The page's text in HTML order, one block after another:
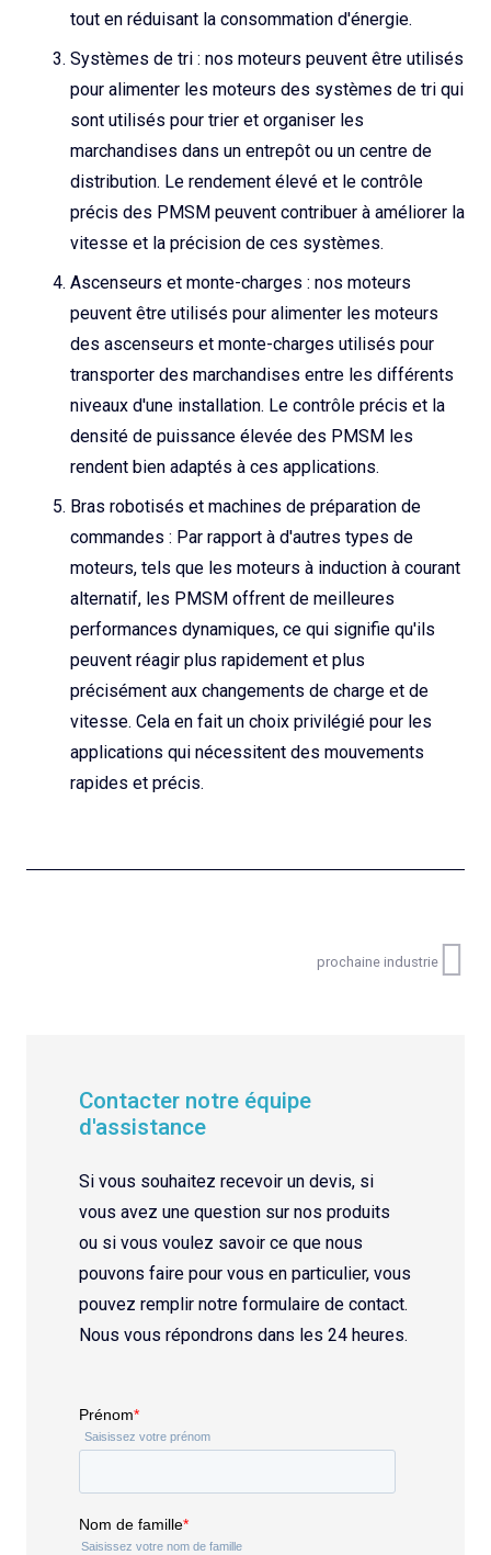
tout en réduisant la consommation d'énergie.
Systèmes de tri : nos moteurs peuvent être utilisés
pour alimenter les moteurs des systèmes de tri qui
sont utilisés pour trier et organiser les
marchandises dans un entrepôt ou un centre de
distribution. Le rendement élevé et le contrôle
précis des PMSM peuvent contribuer à améliorer la
vitesse et la précision de ces systèmes.
Ascenseurs et monte-charges : nos moteurs
peuvent être utilisés pour alimenter les moteurs
des ascenseurs et monte-charges utilisés pour
transporter des marchandises entre les différents
niveaux d'une installation. Le contrôle précis et la
densité de puissance élevée des PMSM les
rendent bien adaptés à ces applications.
Bras robotisés et machines de préparation de
commandes : Par rapport à d'autres types de
moteurs, tels que les moteurs à induction à courant
alternatif, les PMSM offrent de meilleures
performances dynamiques, ce qui signifie qu'ils
peuvent réagir plus rapidement et plus
précisément aux changements de charge et de
vitesse. Cela en fait un choix privilégié pour les
applications qui nécessitent des mouvements
rapides et précis.
prochaine industrie
Contacter notre équipe
d'assistance
Si vous souhaitez recevoir un devis, si
vous avez une question sur nos produits
ou si vous voulez savoir ce que nous
pouvons faire pour vous en particulier, vous
pouvez remplir notre formulaire de contact.
Nous vous répondrons dans les 24 heures.